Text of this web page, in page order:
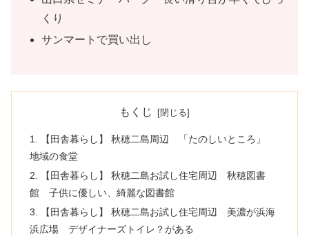
くり
サンマートで買い出し
もくじ
1. 【田舎暮らし】 秋穂二島周辺 「たのしいところ」
地域の食堂
2. 【田舎暮らし】 秋穂二島お試し住宅周辺 秋穂図書
館 子供に優しい、綺麗な図書館
3. 【田舎暮らし】 秋穂二島お試し住宅周辺 美濃が浜海
浜広場 デザイナーズトイレ？がある